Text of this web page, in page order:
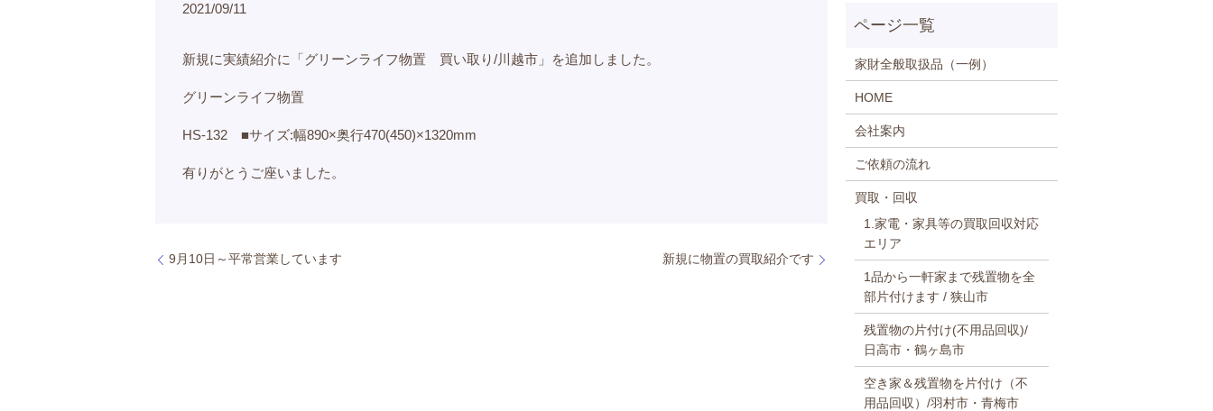
2021/09/11
新規に実績紹介に「グリーンライフ物置 買い取り/川越市」を追加しました。
グリーンライフ物置
HS-132 ■サイズ:幅890×奥行470(450)×1320mm
有りがとうご座いました。
9月10日～平常営業しています 新規に物置の買取紹介です
家財全般取扱品（一例）
HOME
会社案内
ご依頼の流れ
買取・回収
1.家電・家具等の買取回収対応
エリア
1品から一軒家まで残置物を全
部片付けます / 狭山市
残置物の片付け(不用品回収)/
日高市・鶴ヶ島市
空き家＆残置物を片付け（不
用品回収）/羽村市・青梅市